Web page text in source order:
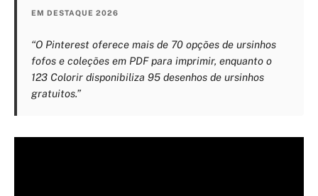
EM DESTAQUE 2026
“O Pinterest oferece mais de 70 opções de ursinhos
fofos e coleções em PDF para imprimir, enquanto o
123 Colorir disponibiliza 95 desenhos de ursinhos
gratuitos.”